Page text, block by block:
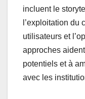
incluent le
l’exploitation du
utilisateurs et
approches
potentiels et à
avec les